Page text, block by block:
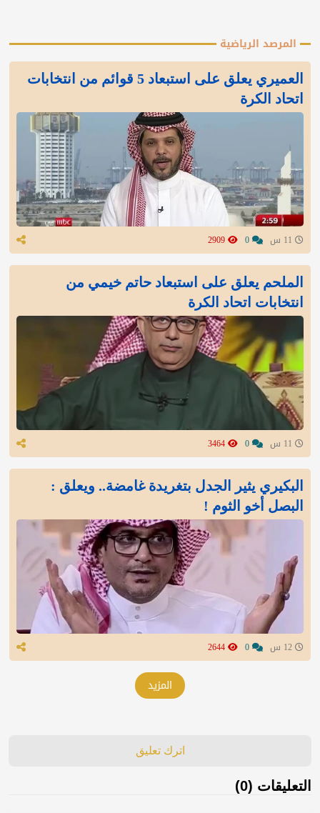
المرصد الرياضية
العميري يعلق على استبعاد 5 قوائم من انتخابات
اتحاد الكرة
الملحم يعلق على استبعاد حاتم خيمي من
انتخابات اتحاد الكرة
البكيري يثير الجدل بتغريدة غامضة.. ويعلق :
البصل أخو الثوم !
المزيد
اترك تعليق
التعليقات (0)